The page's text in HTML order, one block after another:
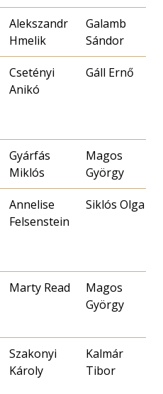
Alekszandr
Hmelik
Galamb
Sándor
Csetényi
Anikó
Gáll Ernő
Gyárfás
Miklós
Magos
György
Annelise
Felsenstein
Siklós Olga
Marty Read
Magos
György
Szakonyi
Károly
Kalmár
Tibor